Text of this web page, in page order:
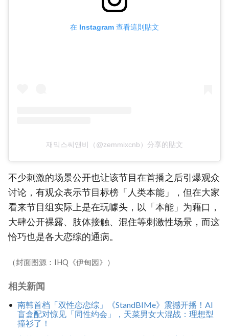
在 Instagram 查看這則貼文
재믹스씨앤비（@zemmixcnb）分享的貼文
不少刺激的场景公开也让该节目在首播之后引爆观众
讨论，有观众表示节目标榜「人类本能」，但在大家
看来节目组实际上是在玩噱头，以「本能」为藉口，
大肆公开裸露、肢体接触、混住等刺激性场景，而这
恰巧也是各大恋综的通病。
（封面图源：IHQ《伊甸园》）
相关新闻
南韩首档「双性恋恋综」《StandBIMe》震撼开播！AI
盲盒配对惊见「同性约会」，天菜男女大混战：理想型
撞衫了！